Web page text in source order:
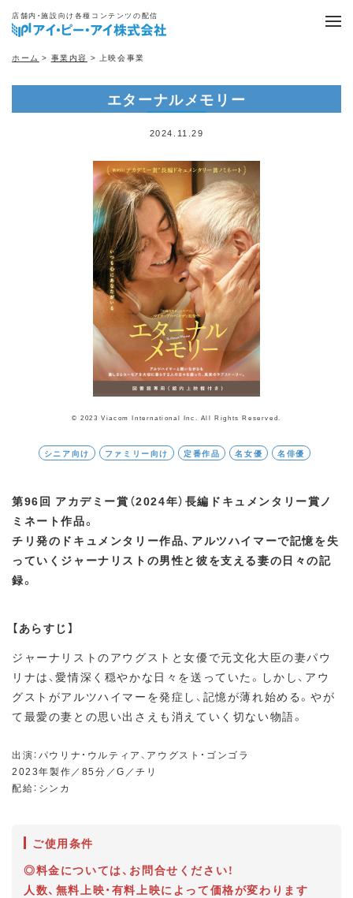
店舗内・施設向け各種コンテンツの配信
ホーム > 事業内容 > 上映会事業
エターナルメモリー
2024.11.29
© 2023 Viacom International Inc. All Rights Reserved.
シニア向け ファミリー向け 定番作品 名女優 名俳優
第96回 アカデミー賞（2024年）長編ドキュメンタリー賞ノ
ミネート作品。
チリ発のドキュメンタリー作品、アルツハイマーで記憶を失
っていくジャーナリストの男性と彼を支える妻の日々の記
録。
【あらすじ】
ジャーナリストのアウグストと女優で元文化大臣の妻パウ
リナは、愛情深く穏やかな日々を送っていた。しかし、アウ
グストがアルツハイマーを発症し、記憶が薄れ始める。やが
て最愛の妻との思い出さえも消えていく切ない物語。
出演：パウリナ・ウルティア、アウグスト・ゴンゴラ
2023年製作／85分／G／チリ
配給：シンカ
ご使用条件
◎料金については、お問合せください！
人数、無料上映・有料上映によって価格が変わります